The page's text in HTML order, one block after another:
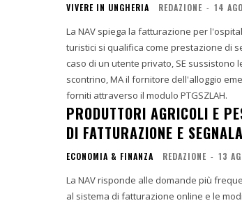
VIVERE IN UNGHERIA REDAZIONE - 14
La NAV spiega la fatturazione per
turistici si qualifica come prestazione di
caso di un utente privato, SE
scontrino, MA il fornitore dell'alloggio
forniti attraverso il modulo PTGSZLAH.
PRODUTTORI AGRICOLI E
DI FATTURAZIONE E
ECONOMIA & FINANZA REDAZIONE - 13
La NAV risponde alle domande più
al sistema di fatturazione online e le